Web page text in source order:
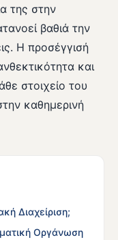
της στην
βαθιά την
Η προσέγγισή
και
στοιχείο του
καθημερινή
Διαχείριση;
Οργάνωση